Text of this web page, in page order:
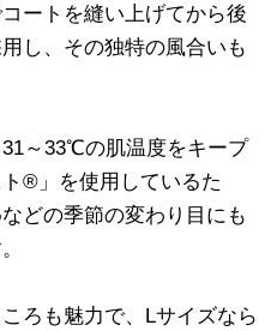
ートを縫い上げてから後
し、その独特の風合いも
～33℃の肌温度をキープ
®」を使用しているた
どの季節の変わり目にも
ろも魅力で、Lサイズなら